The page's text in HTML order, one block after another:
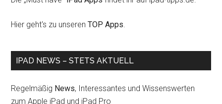
Hier geht's zu unserenTOP Apps.
IPAD NEWS – STETS AKTUELL
Regelmäßig News, Interessantes und Wissenswerten
zum Apple iPad und iPad Pro